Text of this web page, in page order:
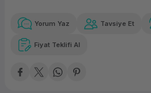
Yorum Yaz Tavsiye Et
Fiyat Teklifi Al